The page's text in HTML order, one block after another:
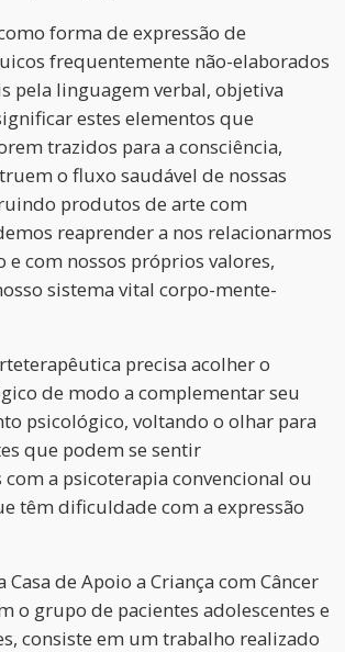
forma de expressão de
frequentemente não-elaborados
pela linguagem verbal, objetiva
estes elementos que
trazidos para a consciência,
o fluxo saudável de nossas
produtos de arte com
reaprender a nos relacionarmos
e com nossos próprios valores,
sistema vital corpo-mente-
precisa acolher o
de modo a complementar seu
psicológico, voltando o olhar para
que podem se sentir
a psicoterapia convencional ou
têm dificuldade com a expressão
Casa de Apoio a Criança com Câncer
o grupo de pacientes adolescentes e
consiste em um trabalho realizado